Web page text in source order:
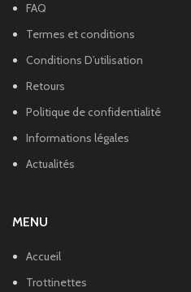
FAQ
Termes et conditions
Conditions D’utilisation
Retours
Politique de confidentialité
Informations légales
Actualités
MENU
Accueil
Trottinettes